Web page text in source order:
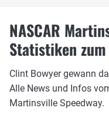
NASCAR
Statistiken
Clint Bowyer gewann
Alle News und Infos
Martinsville Speedway.